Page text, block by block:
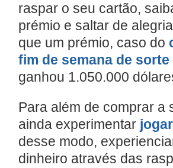
raspar o seu cartão,
prémio e saltar de
que um prémio, caso do
fim de semana de sorte
ganhou 1.050.000
Para além de comprar a
ainda experimentar
desse modo,
dinheiro através das